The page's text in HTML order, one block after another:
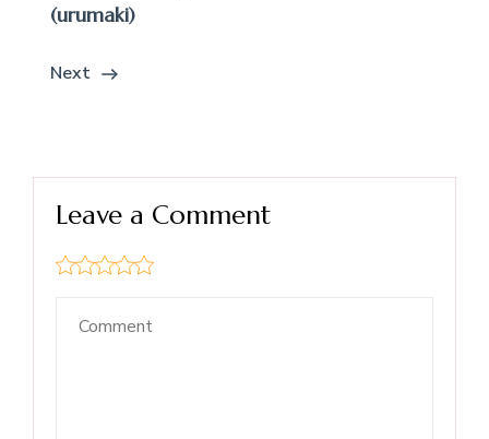
(urumaki)
Next
Leave a Comment